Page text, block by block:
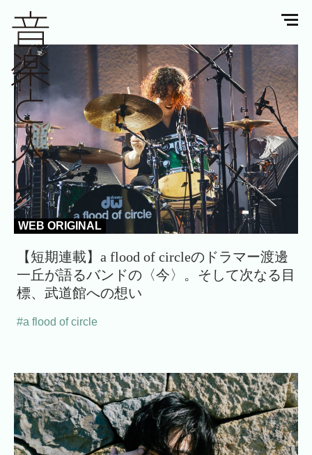
WEB ORIGINAL
【短期連載】a flood of circleのドラマー渡邊
一丘が語るバンドの〈今〉。そして次なる目
標、武道館への想い
#a flood of circle